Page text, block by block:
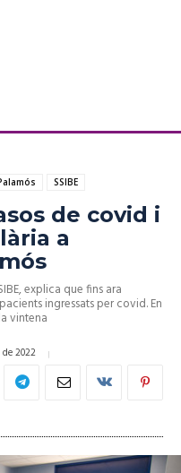
SSIBE
de covid i
a
explica que fins ara
ingressats per covid. En
vintena
2022